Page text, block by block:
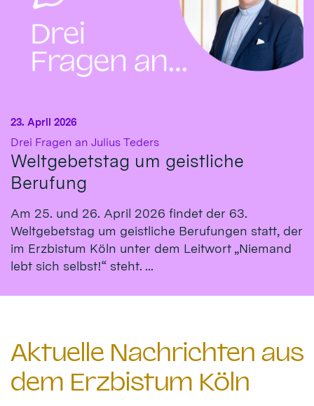
Drei Fragen an Julius Teders:
Weltgebetstag um geistliche
Berufung
23. April 2026
Am 25. und 26. April 2026 findet der 63.
Weltgebetstag um geistliche Berufungen statt, der
im Erzbistum Köln unter dem Leitwort „Niemand
lebt sich selbst!“ steht. ...
Aktuelle Nachrichten aus
dem Erzbistum Köln